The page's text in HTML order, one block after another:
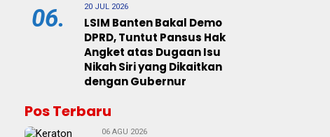
06. 20 JUL 2026
LSIM Banten Bakal Demo
DPRD, Tuntut Pansus Hak
Angket atas Dugaan Isu
Nikah Siri yang Dikaitkan
dengan Gubernur
Pos Terbaru
06 AGU 2026